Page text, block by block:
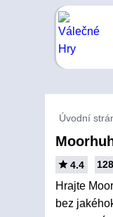
Úvodní
4.4 128
Hrajte
bez